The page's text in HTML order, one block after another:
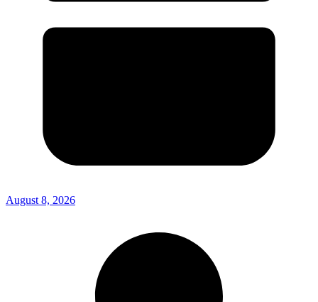
August 8, 2026